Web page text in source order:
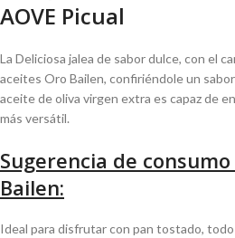
AOVE Picual
La Deliciosa jalea de sabor dulce, con el
aceites Oro Bailen, confiriéndole un
aceite de oliva virgen extra es capaz de
más versátil.
Sugerencia de
Bailen:
Ideal para disfrutar con pan tostado,